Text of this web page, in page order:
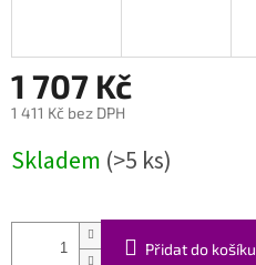
1 707 Kč
1 411 Kč bez DPH
cena:
Skladem (>5 ks)
Přidat do košíku